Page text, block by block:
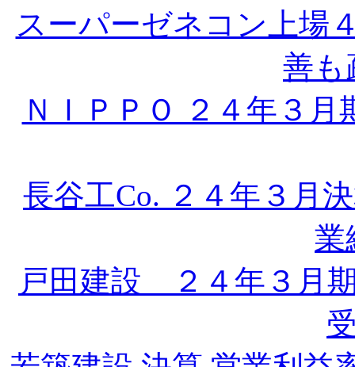
スーパーゼネコン上場
善
ＮＩＰＰＯ ２４年３
長谷工Co. ２４年３
業
戸田建設 ２４年３月